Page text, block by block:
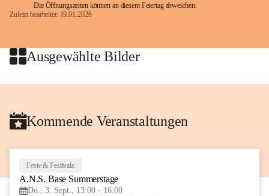
Die Öffnungszeiten können an diesem Feiertag abweichen.
Zuletzt bearbeitet: 19.01.2026
Ausgewählte Bilder
Kommende Veranstaltungen
Feste & Festivals
A.N.S. Base Summerstage
Do., 3. Sept., 13:00 - 16:00